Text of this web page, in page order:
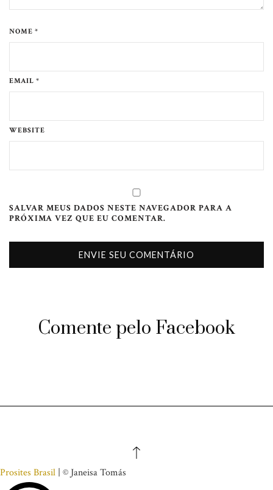
NOME *
EMAIL *
WEBSITE
SALVAR MEUS DADOS NESTE NAVEGADOR PARA A
PRÓXIMA VEZ QUE EU COMENTAR.
Comente pelo Facebook
Prosites Brasil | © Janeisa Tomás